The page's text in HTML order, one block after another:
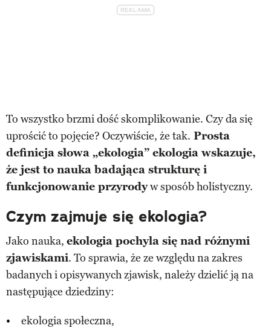
To wszystko brzmi dość skomplikowanie. Czy da się
uprościć to pojęcie? Oczywiście, że tak. Prosta
definicja słowa „ekologia” ekologia wskazuje,
że jest to nauka badająca strukturę i
funkcjonowanie przyrodyw sposób holistyczny.
Czym zajmuje się ekologia?
Jako nauka, ekologia pochyla się nad różnymi
zjawiskami. To sprawia, że ze względu na zakres
badanych i opisywanych zjawisk, należy dzielić ją na
następujące dziedziny:
ekologia społeczna,